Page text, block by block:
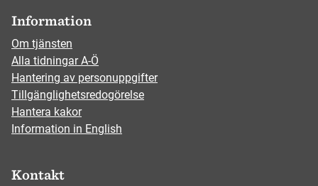
Information
Om tjänsten
Alla tidningar A-Ö
Hantering av personuppgifter
Tillgänglighetsredogörelse
Hantera kakor
Information in English
Kontakt